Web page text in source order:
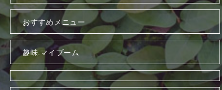
おすすめメニュー
趣味.マイブーム